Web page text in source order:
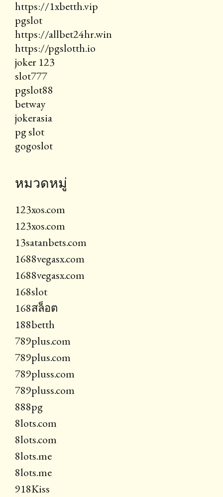
https://1xbetth.vip
pgslot
https://allbet24hr.win
https://pgslotth.io
joker 123
slot777
pgslot88
betway
jokerasia
pg slot
gogoslot
หมวดหมู่
123xos.com
123xos.com
13satanbets.com
1688vegasx.com
1688vegasx.com
168slot
168สล็อต
188betth
789plus.com
789plus.com
789pluss.com
789pluss.com
888pg
8lots.com
8lots.com
8lots.me
8lots.me
918Kiss